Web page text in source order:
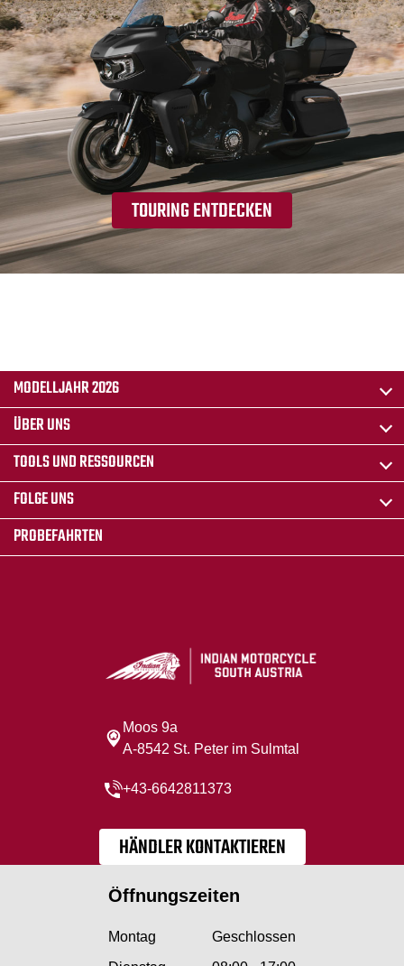
TOURING ENTDECKEN
MODELLJAHR 2026
ÜBER UNS
TOOLS UND RESSOURCEN
FOLGE UNS
PROBEFAHRTEN
Moos 9a
A-8542 St. Peter im Sulmtal
+43-6642811373
HÄNDLER KONTAKTIEREN
Öffnungszeiten
Montag
Geschlossen